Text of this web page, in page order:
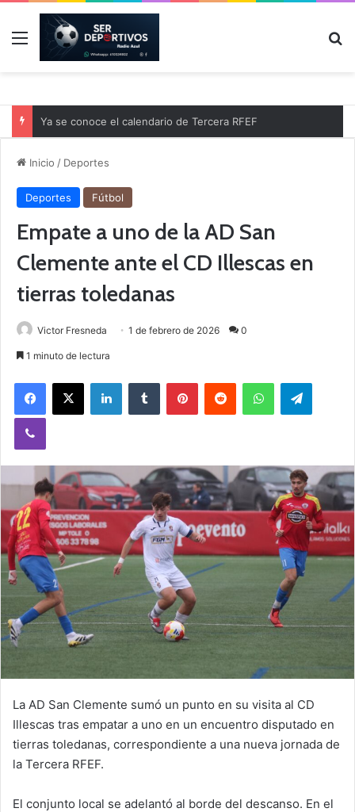
Menú
Ya se conoce el calendario de Tercera RFEF
Inicio / Deportes
Deportes Fútbol
Empate a uno de la AD San
Clemente ante el CD Illescas en
tierras toledanas
Victor Fresneda 1 de febrero de 2026 0
1 minuto de lectura
La AD San Clemente sumó un punto en su visita al CD
Illescas tras empatar a uno en un encuentro disputado en
tierras toledanas, correspondiente a una nueva jornada de
la Tercera RFEF.
El conjunto local se adelantó al borde del descanso. En el